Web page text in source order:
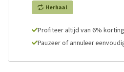
Herhaal
Profiteer altijd van 6% korting
Pauzeer of annuleer